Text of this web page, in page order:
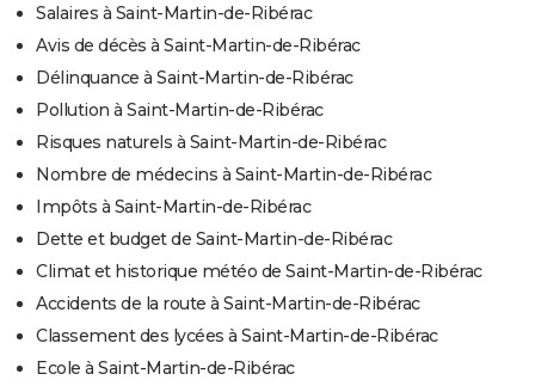
Salaires à Saint-Martin-de-Ribérac
Avis de décès à Saint-Martin-de-Ribérac
Délinquance à Saint-Martin-de-Ribérac
Pollution à Saint-Martin-de-Ribérac
Risques naturels à Saint-Martin-de-Ribérac
Nombre de médecins à Saint-Martin-de-Ribérac
Impôts à Saint-Martin-de-Ribérac
Dette et budget de Saint-Martin-de-Ribérac
Climat et historique météo de Saint-Martin-de-Ribérac
Accidents de la route à Saint-Martin-de-Ribérac
Classement des lycées à Saint-Martin-de-Ribérac
Ecole à Saint-Martin-de-Ribérac